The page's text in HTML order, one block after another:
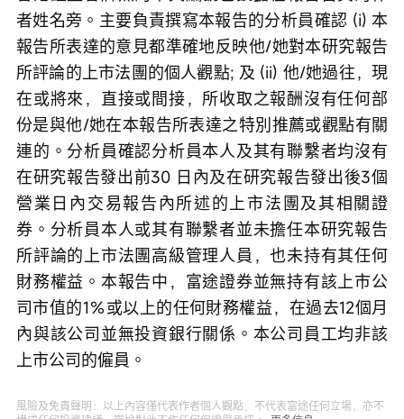
者姓名旁。主要負責撰寫本報告的分析員確認 (i) 本
報告所表達的意見都準確地反映他/她對本研究報告
所評論的上市法團的個人觀點; 及 (ii) 他/她過往，現
在或將來，直接或間接，所收取之報酬沒有任何部
份是與他/她在本報告所表達之特別推薦或觀點有關
連的。分析員確認分析員本人及其有聯繫者均沒有
在研究報告發出前30 日內及在研究報告發出後3個
營業日內交易報告內所述的上市法團及其相關證
券。分析員本人或其有聯繫者並未擔任本研究報告
所評論的上市法團高級管理人員，也未持有其任何
財務權益。本報告中，富途證券並無持有該上市公
司市值的1％或以上的任何財務權益，在過去12個月
內與該公司並無投資銀行關係。本公司員工均非該
上市公司的僱員。
風險及免責聲明：以上內容僅代表作者個人觀點，不代表富途任何立場，亦不